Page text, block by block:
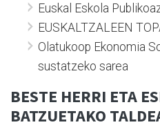
Euskal Eskola
EUSKALTZALEEN
Olatukoop Ekonomia
sustatzeko sarea
BESTE HERRI ETA
BATZUETAKO